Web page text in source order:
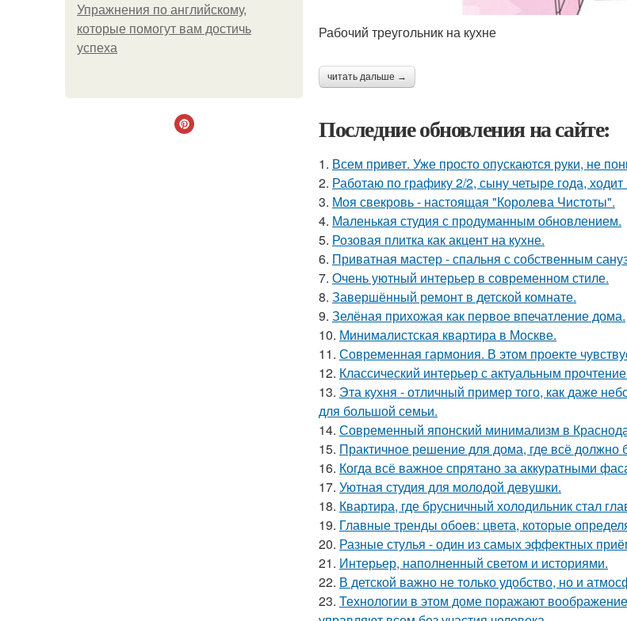
Упражнения по английскому,
которые помогут вам достичь
успеха
Рабочий треугольник на кухне
читать дальше →
Последние обновления на сайте:
1. Всем привет. Уже просто опускаются руки, не
2. Работаю по графику 2/2, сыну четыре года, ходит
3. Моя свекровь - настоящая "Королева Чистоты".
4. Маленькая студия с продуманным обновлением.
5. Розовая плитка как акцент на кухне.
6. Приватная мастер - спальня с собственным
7. Очень уютный интерьер в современном стиле.
8. Завершённый ремонт в детской комнате.
9. Зелёная прихожая как первое впечатление дома.
10. Минималистская квартира в Москве.
11. Современная гармония. В этом проекте
12. Классический интерьер с актуальным
13. Эта кухня - отличный пример того, как даже
для большой семьи.
14. Современный японский минимализм в
15. Практичное решение для дома, где всё должно
16. Когда всё важное спрятано за аккуратными
17. Уютная студия для молодой девушки.
18. Квартира, где брусничный холодильник стал
19. Главные тренды обоев: цвета, которые
20. Разные стулья - один из самых эффектных
21. Интерьер, наполненный светом и историями.
22. В детской важно не только удобство, но и
23. Технологии в этом доме поражают